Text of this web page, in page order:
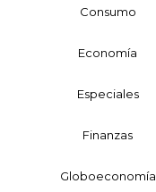
Consumo
Economía
Especiales
Finanzas
Globoeconomía